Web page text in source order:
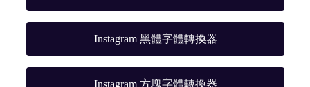
Instagram 黑體字體轉換器
Instagram 方塊字體轉換器